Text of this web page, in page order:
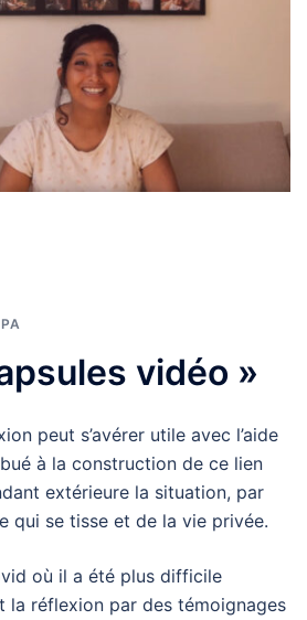
vidéo »
peut s’avérer utile avec l’aide
à la construction de ce lien
extérieure la situation, par
qui se tisse et de la vie privée.
où il a été plus difficile
la réflexion par des témoignages